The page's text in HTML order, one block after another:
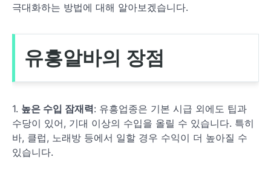
극대화하는 방법에 대해 알아보겠습니다.
유흥알바의 장점
1. 높은 수입 잠재력: 유흥업종은 기본 시급 외에도 팁과
수당이 있어, 기대 이상의 수입을 올릴 수 있습니다. 특히
바, 클럽, 노래방 등에서 일할 경우 수익이 더 높아질 수
있습니다.